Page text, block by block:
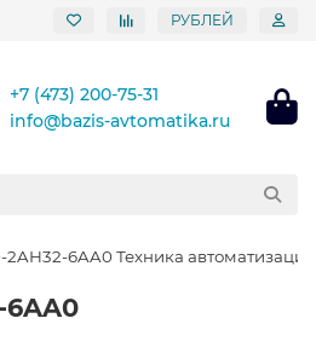
РУБЛЕЙ
+7 (473) 200-75-31
info@bazis-avtomatika.ru
6AA0 Техника автоматизации
6AA0